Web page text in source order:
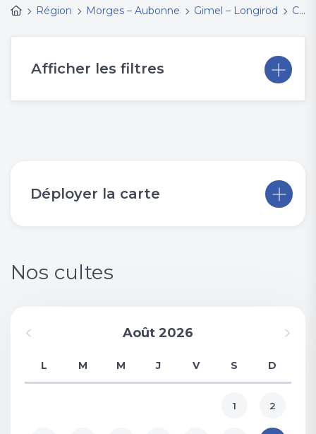
Région
Morges – Aubonne Gimel – Longirod Cultes et événements
Afficher les filtres
Déployer la carte
Nos cultes
Août 2026
L M M J V S D
1 2